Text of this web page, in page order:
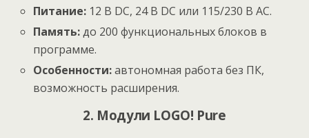
Питание: 12 В DC, 24 В DC или 115/230 В AC.
Память:до 200 функциональных блоков в
программе.
Особенности:автономная работа без ПК,
возможность расширения.
2. Модули LOGO! Pure